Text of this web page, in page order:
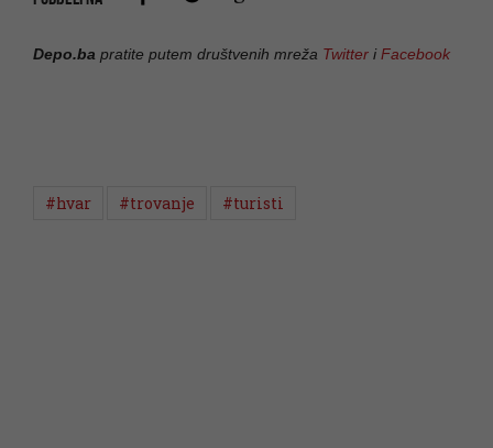
Depo.ba pratite putem društvenih mreža Twitter iFacebook
#hvar #trovanje #turisti